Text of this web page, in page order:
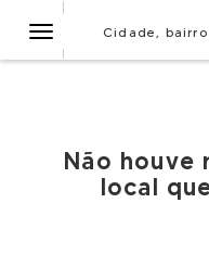
NavegaçãoCidade, bairro
Não houve
local